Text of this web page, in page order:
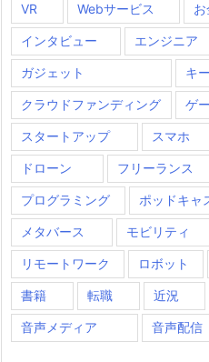
VR
Webサービス お
インタビュー エンジニア
ガジェット キ
クラウドファンディング ゲ
スタートアップ スマホ
ドローン フリーランス
プログラミング ポッドキャ
メタバース モビリティ
リモートワーク ロボット
書籍 転職 近況
音声メディア 音声配信